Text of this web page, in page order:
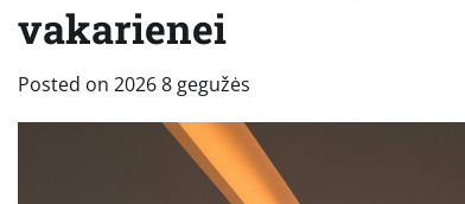
vakarienei
Posted on 2026 8 gegužės